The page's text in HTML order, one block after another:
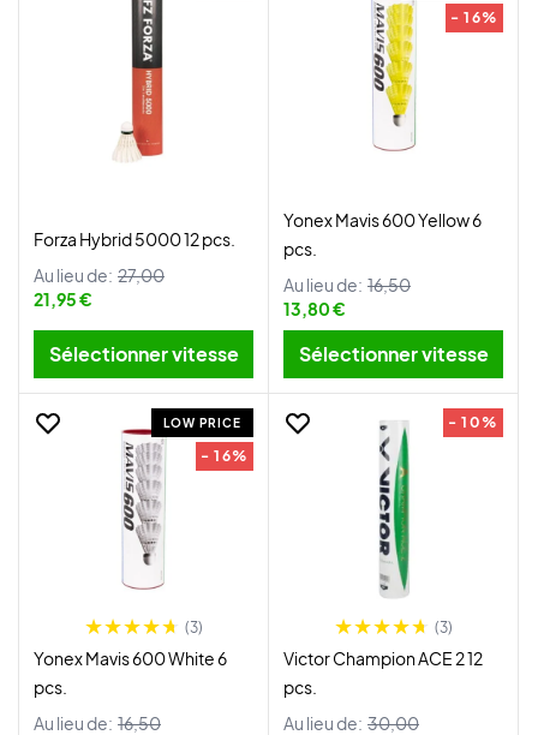
Forza Hybrid 5000 12 pcs.
Au lieu de: 27,00
21,95 €
Sélectionner vitesse
- 16%
Yonex Mavis 600 Yellow 6
pcs.
Au lieu de: 16,50
13,80 €
Sélectionner vitesse
LOW PRICE
- 16%
(3)
Yonex Mavis 600 White 6
pcs.
Au lieu de: 16,50
- 10%
(3)
Victor Champion ACE 2 12
pcs.
Au lieu de: 30,00